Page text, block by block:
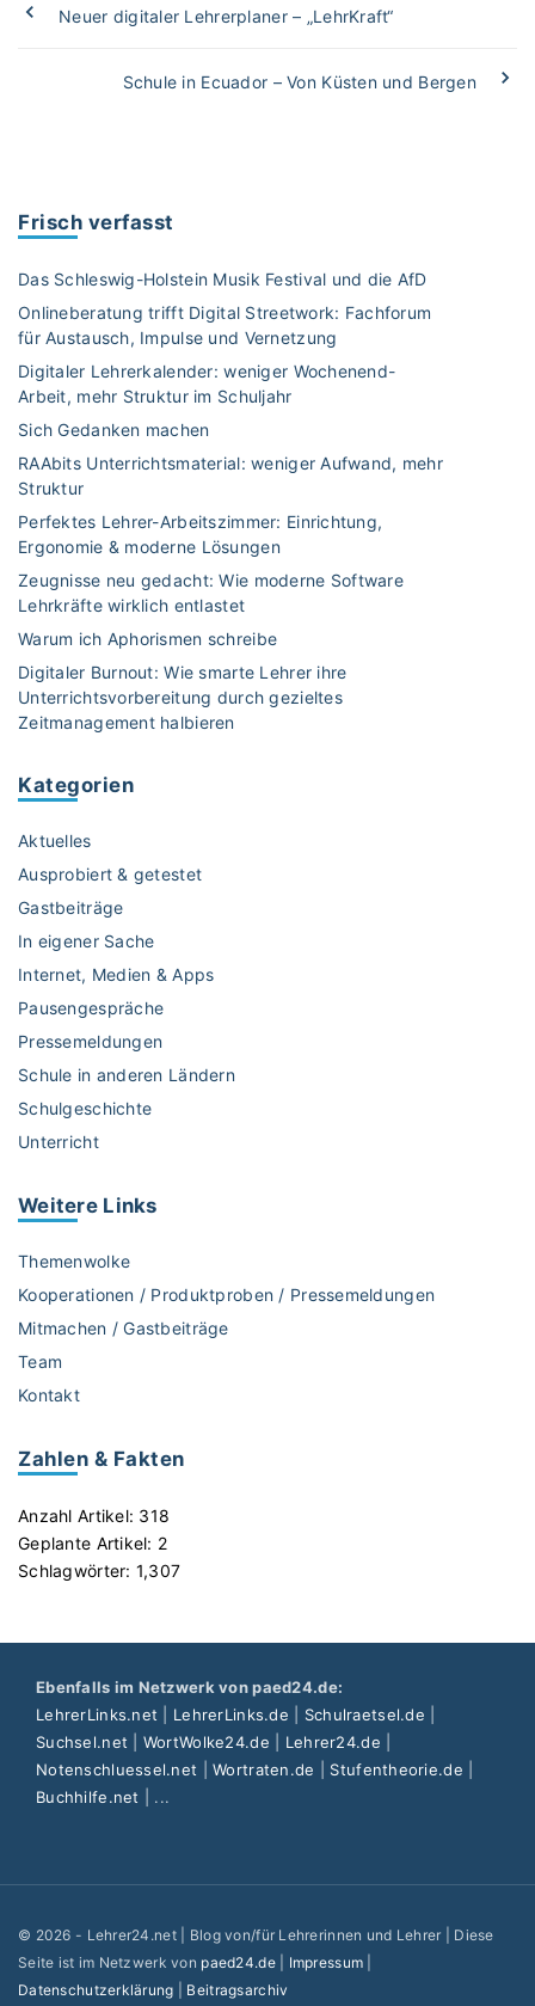
Neuer digitaler Lehrerplaner – „LehrKraft“
Schule in Ecuador – Von Küsten und Bergen
Frisch verfasst
Das Schleswig-Holstein Musik Festival und die AfD
Onlineberatung trifft Digital Streetwork: Fachforum
für Austausch, Impulse und Vernetzung
Digitaler Lehrerkalender: weniger Wochenend-
Arbeit, mehr Struktur im Schuljahr
Sich Gedanken machen
RAAbits Unterrichtsmaterial: weniger Aufwand, mehr
Struktur
Perfektes Lehrer-Arbeitszimmer: Einrichtung,
Ergonomie & moderne Lösungen
Zeugnisse neu gedacht: Wie moderne Software
Lehrkräfte wirklich entlastet
Warum ich Aphorismen schreibe
Digitaler Burnout: Wie smarte Lehrer ihre
Unterrichtsvorbereitung durch gezieltes
Zeitmanagement halbieren
Kategorien
Aktuelles
Ausprobiert & getestet
Gastbeiträge
In eigener Sache
Internet, Medien & Apps
Pausengespräche
Pressemeldungen
Schule in anderen Ländern
Schulgeschichte
Unterricht
Weitere Links
Themenwolke
Kooperationen / Produktproben / Pressemeldungen
Mitmachen / Gastbeiträge
Team
Kontakt
Zahlen & Fakten
Anzahl Artikel: 318
Geplante Artikel: 2
Schlagwörter: 1,307
Ebenfalls im Netzwerk von paed24.de:
LehrerLinks.net
LehrerLinks.de Schulraetsel.de
Suchsel.net
WortWolke24.de Lehrer24.de
Notenschluessel.net |Wortraten.de Stufentheorie.de
Buchhilfe.net
| ...
© 2026 - Lehrer24.net | Blog von/für Lehrerinnen und Lehrer | Diese
Seite ist im Netzwerk von paed24.de| Impressum
Datenschutzerklärung
Beitragsarchiv